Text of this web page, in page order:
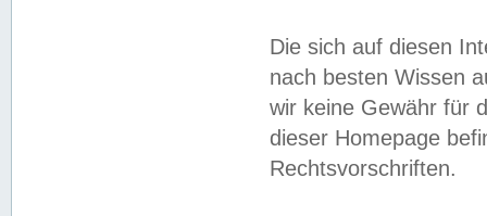
Die sich auf diesen
nach besten Wissen
wir keine Gewähr für
dieser Homepage
Rechtsvorschriften.